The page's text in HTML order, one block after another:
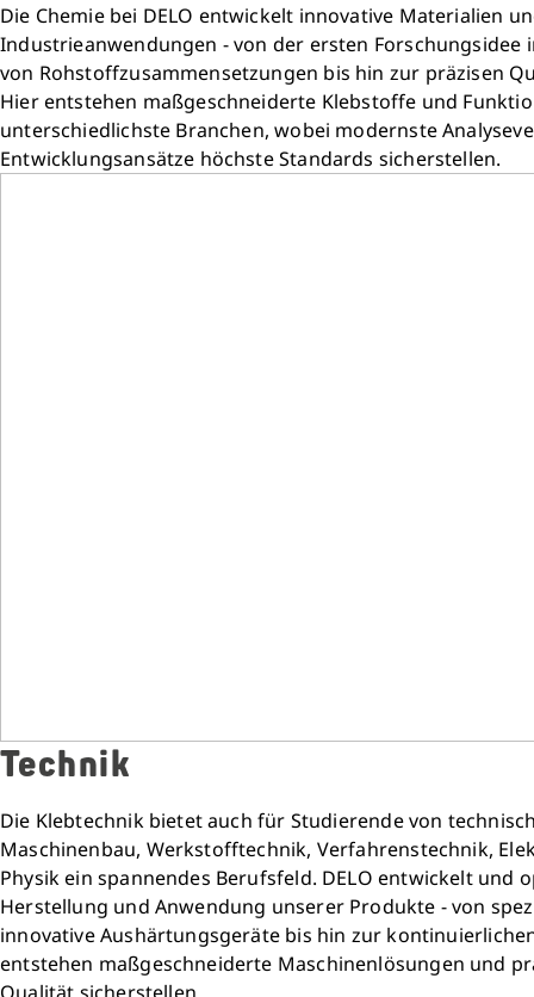
Die Chemie bei DELO entwickelt innovative Materialien
Industrieanwendungen - von der ersten
von Rohstoffzusammensetzungen bis hin zur präzisen
Hier entstehen maßgeschneiderte Klebstoffe und
unterschiedlichste Branchen, wobei modernste
Entwicklungsansätze höchste Standards sicherstellen.
Technik
Die Klebtechnik bietet auch für Studierende von
Maschinenbau, Werkstofftechnik, Verfahrenstechnik,
Physik ein spannendes Berufsfeld. DELO entwickelt und
Herstellung und Anwendung unserer Produkte - von
innovative Aushärtungsgeräte bis hin zur
entstehen maßgeschneiderte Maschinenlösungen und
Qualität sicherstellen.